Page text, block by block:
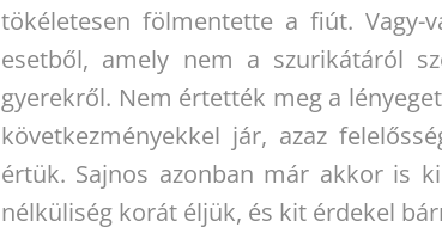
tökéletesen fölmentette a fiút. Vagy-
esetből, amely nem a szurikátáról
gyerekről. Nem értették meg a
következményekkel jár, azaz
értük. Sajnos azonban már akkor is
nélküliség korát éljük, és kit érdekel